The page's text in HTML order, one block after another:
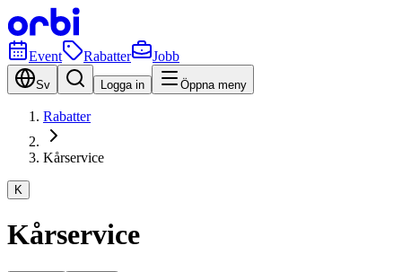
Event Rabatter Jobb
Sv Logga in Öppna meny
Rabatter
Kårservice
K
Kårservice